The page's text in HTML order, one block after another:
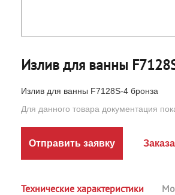
Излив для ванны
Излив для ванны F7128S-4 бронза
Для данного товара документация
Отправить заявку
Технические характеристики